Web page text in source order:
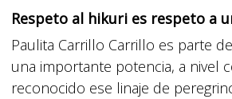
Respeto al hikuri es respeto a
Paulita Carrillo Carrillo es parte
una importante potencia, a nivel
reconocido ese linaje de